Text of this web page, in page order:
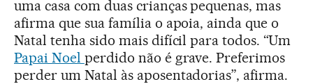
uma casa com duas crianças pequenas, mas
afirma que sua família o apoia, ainda que o
Natal tenha sido mais difícil para todos. “Um
Papai Noel perdido não é grave. Preferimos
perder um Natal às aposentadorias”, afirma.